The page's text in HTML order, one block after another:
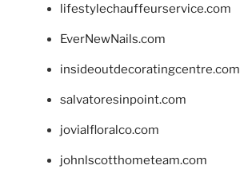
lifestylechauffeurservice.com
EverNewNails.com
insideoutdecoratingcentre.com
salvatoresinpoint.com
jovialfloralco.com
johnlscotthometeam.com